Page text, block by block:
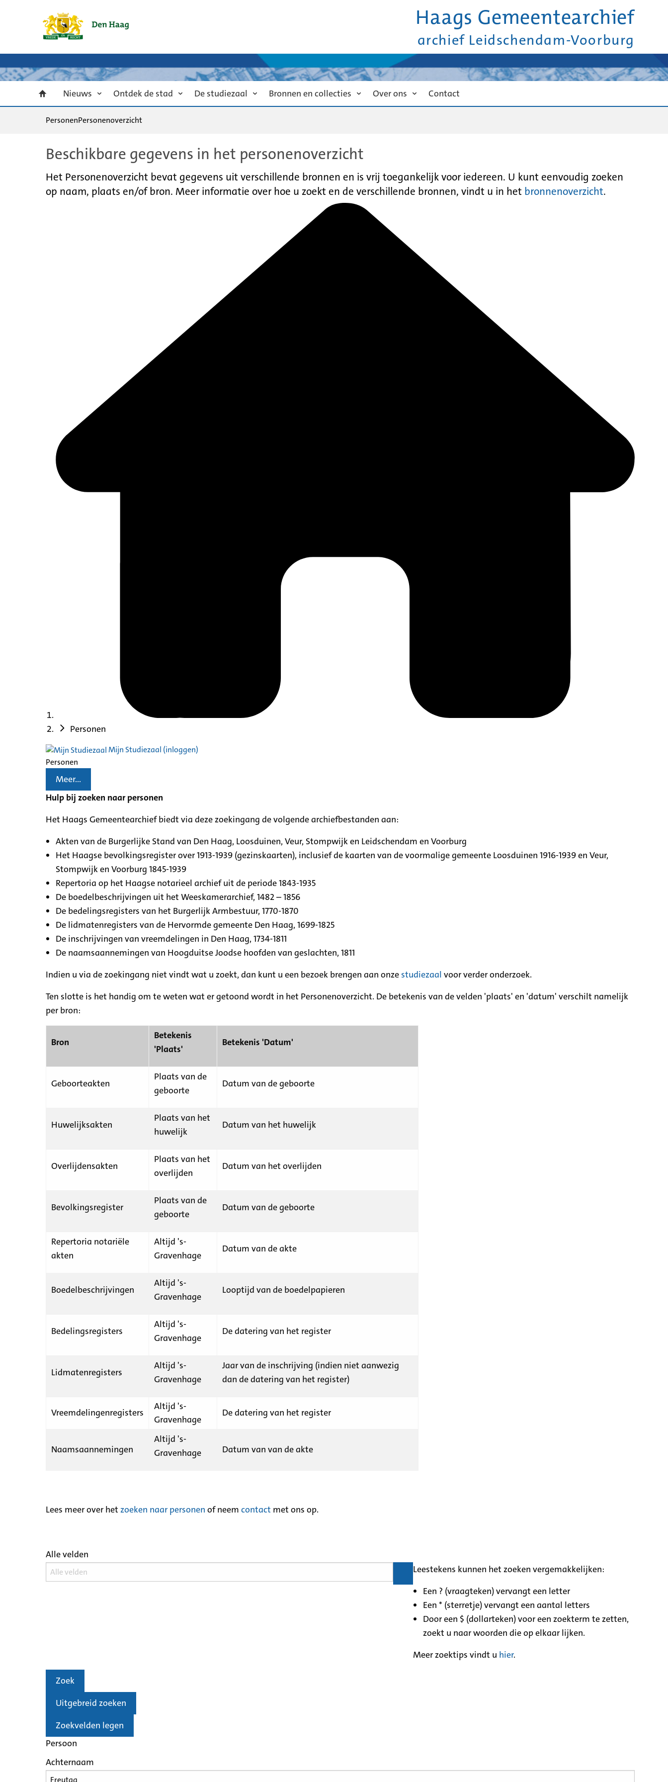
Haags Gemeentearchief
archief Leidschendam-Voorburg
Nieuws Ontdek de stad De studiezaal Bronnen en collecties Over ons Contact
PersonenPersonenoverzicht
Beschikbare gegevens in het personenoverzicht
Het Personenoverzicht bevat gegevens uit verschillende bronnen en is vrij toegankelijk voor iedereen. U kunt eenvoudig zoeken
op naam, plaats en/of bron. Meer informatie over hoe u zoekt en de verschillende bronnen, vindt u in het bronnenoverzicht.
Personen
Mijn Studiezaal (inloggen)
Personen
Meer...
Hulp bij zoeken naar personen
Het Haags Gemeentearchief biedt via deze zoekingang de volgende archiefbestanden aan:
Akten van de Burgerlijke Stand van Den Haag, Loosduinen, Veur, Stompwijk en Leidschendam en Voorburg
Het Haagse bevolkingsregister over 1913-1939 (gezinskaarten), inclusief de kaarten van de voormalige gemeente Loosduinen 1916-1939 en Veur,
Stompwijk en Voorburg 1845-1939
Repertoria op het Haagse notarieel archief uit de periode 1843-1935
De boedelbeschrijvingen uit het Weeskamerarchief, 1482 – 1856
De bedelingsregisters van het Burgerlijk Armbestuur, 1770-1870
De lidmatenregisters van de Hervormde gemeente Den Haag, 1699-1825
De inschrijvingen van vreemdelingen in Den Haag, 1734-1811
De naamsaannemingen van Hoogduitse Joodse hoofden van geslachten, 1811
Indien u via de zoekingang niet vindt wat u zoekt, dan kunt u een bezoek brengen aan onze studiezaal voor verder onderzoek.
Ten slotte is het handig om te weten wat er getoond wordt in het Personenoverzicht. De betekenis van de velden 'plaats' en 'datum' verschilt namelijk
per bron:
Bron
Betekenis
'Plaats'
Betekenis 'Datum'
Geboorteakten
Plaats van de
geboorte
Datum van de geboorte
Huwelijksakten
Plaats van het
huwelijk
Datum van het huwelijk
Overlijdensakten
Plaats van het
overlijden
Datum van het overlijden
Bevolkingsregister
Plaats van de
geboorte
Datum van de geboorte
Repertoria notariële
akten
Altijd 's-
Gravenhage
Datum van de akte
Boedelbeschrijvingen
Altijd 's-
Gravenhage
Looptijd van de boedelpapieren
Bedelingsregisters
Altijd 's-
Gravenhage
De datering van het register
Lidmatenregisters
Altijd 's-
Gravenhage
Jaar van de inschrijving (indien niet aanwezig
dan de datering van het register)
Vreemdelingenregisters
Altijd 's-
Gravenhage
De datering van het register
Naamsaannemingen
Altijd 's-
Gravenhage
Datum van van de akte
Lees meer over het zoeken naar personen of neem contact met ons op.
Alle velden
Leestekens kunnen het zoeken vergemakkelijken:
Een ? (vraagteken) vervangt een letter
Een * (sterretje) vervangt een aantal letters
Door een $ (dollarteken) voor een zoekterm te zetten,
zoekt u naar woorden die op elkaar lijken.
Meer zoektips vindt u hier.
Zoek
Uitgebreid zoeken
Zoekvelden legen
Persoon
Achternaam